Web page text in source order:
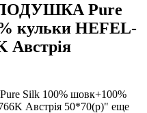
Pure
кульки HEFEL-
Австрія
Silk 100% шовк+100%
Австрія 50*70(р)" еще